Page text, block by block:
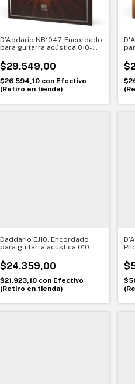
D’Addario NB1047. Encordado
para guitarra acústica 010-
$29.549,00
$26.594,10 con Efectivo
(Retiro en tienda)
Daddario EJ10. Encordado
para guitarra acústica 010-
comodidad
$24.359,00
$21.923,10 con Efectivo
(Retiro en tienda)